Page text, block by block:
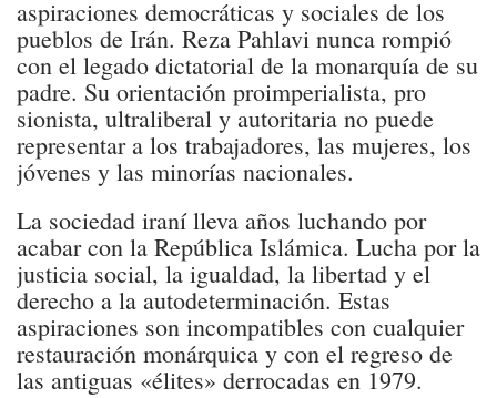
aspiraciones democráticas y sociales de los
pueblos de Irán. Reza Pahlavi nunca rompió
con el legado dictatorial de la monarquía de su
padre. Su orientación proimperialista, pro
sionista, ultraliberal y autoritaria no puede
representar a los trabajadores, las mujeres, los
jóvenes y las minorías nacionales.
La sociedad iraní lleva años luchando por
acabar con la República Islámica. Lucha por la
justicia social, la igualdad, la libertad y el
derecho a la autodeterminación. Estas
aspiraciones son incompatibles con cualquier
restauración monárquica y con el regreso de
las antiguas «élites» derrocadas en 1979.